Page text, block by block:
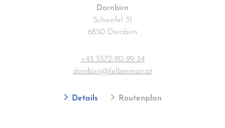
Dornbirn
Schwefel 31
6850 Dornbirn
+43 5572-90 99 34
dornbirn@felbermair.at
Details Routenplan